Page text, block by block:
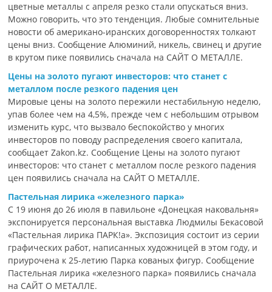
цветные металлы с апреля резко стали опускаться вниз.
Можно говорить, что это тенденция. Любые сомнительные
новости об американо-иранских договоренностях толкают
цены вниз. Сообщение Алюминий, никель, свинец и другие
в крутом пике появились сначала на САЙТ О МЕТАЛЛЕ.
Цены на золото пугают инвесторов: что станет с
металлом после резкого падения цен
Мировые цены на золото пережили нестабильную неделю,
упав более чем на 4,5%, прежде чем с небольшим отрывом
изменить курс, что вызвало беспокойство у многих
инвесторов по поводу распределения своего капитала,
сообщает Zakon.kz. Сообщение Цены на золото пугают
инвесторов: что станет с металлом после резкого падения
цен появились сначала на САЙТ О МЕТАЛЛЕ.
Пастельная лирика «железного парка»
С 19 июня до 26 июля в павильоне «Донецкая наковальня»
экспонируется персональная выставка Людмилы Бекасовой
«Пастельная лирика ПАРК!а». Экспозиция состоит из серии
графических работ, написанных художницей в этом году, и
приурочена к 25-летию Парка кованых фигур. Сообщение
Пастельная лирика «железного парка» появились сначала
на САЙТ О МЕТАЛЛЕ.